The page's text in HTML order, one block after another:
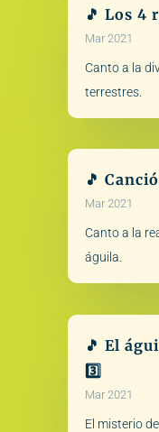
🎵 Los 4
Mar 2021
Canto a la
terrestres.
🎵
Mar 2021
Canto a la
águila.
🎵 El
3️⃣
Mar 2021
El misterio